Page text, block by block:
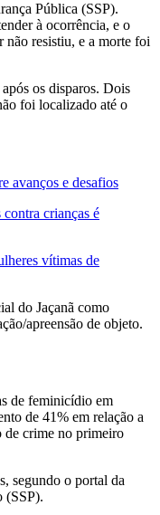
Pública (SSP).
à ocorrência, e o
não resistiu, e a morte foi
os disparos. Dois
foi localizado até o
avanços e desafios
crianças é
vítimas de
do Jaçanã como
apreensão de objeto.
de feminicídio em
de 41% em relação a
de crime no primeiro
segundo o portal da
(SSP).